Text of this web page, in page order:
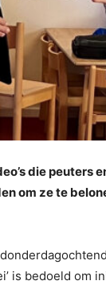
die peuters
om ze te
is bedoeld om